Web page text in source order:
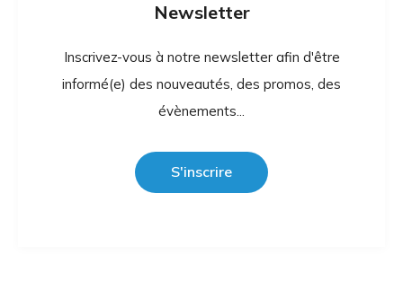
Newsletter
Inscrivez-vous à notre newsletter afin d'être
informé(e) des nouveautés, des promos, des
évènements...
S'inscrire